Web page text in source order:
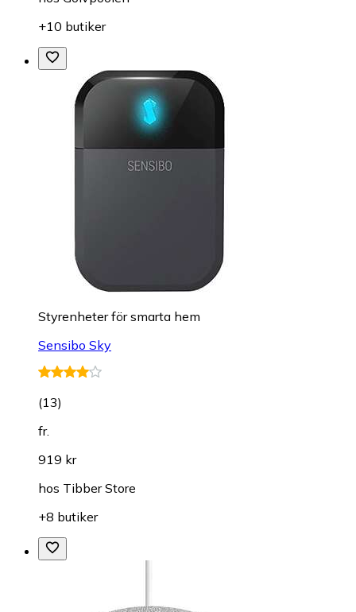
+10 butiker
Styrenheter för smarta hem
Sensibo Sky
(13)
fr.
919 kr
hos Tibber Store
+8 butiker